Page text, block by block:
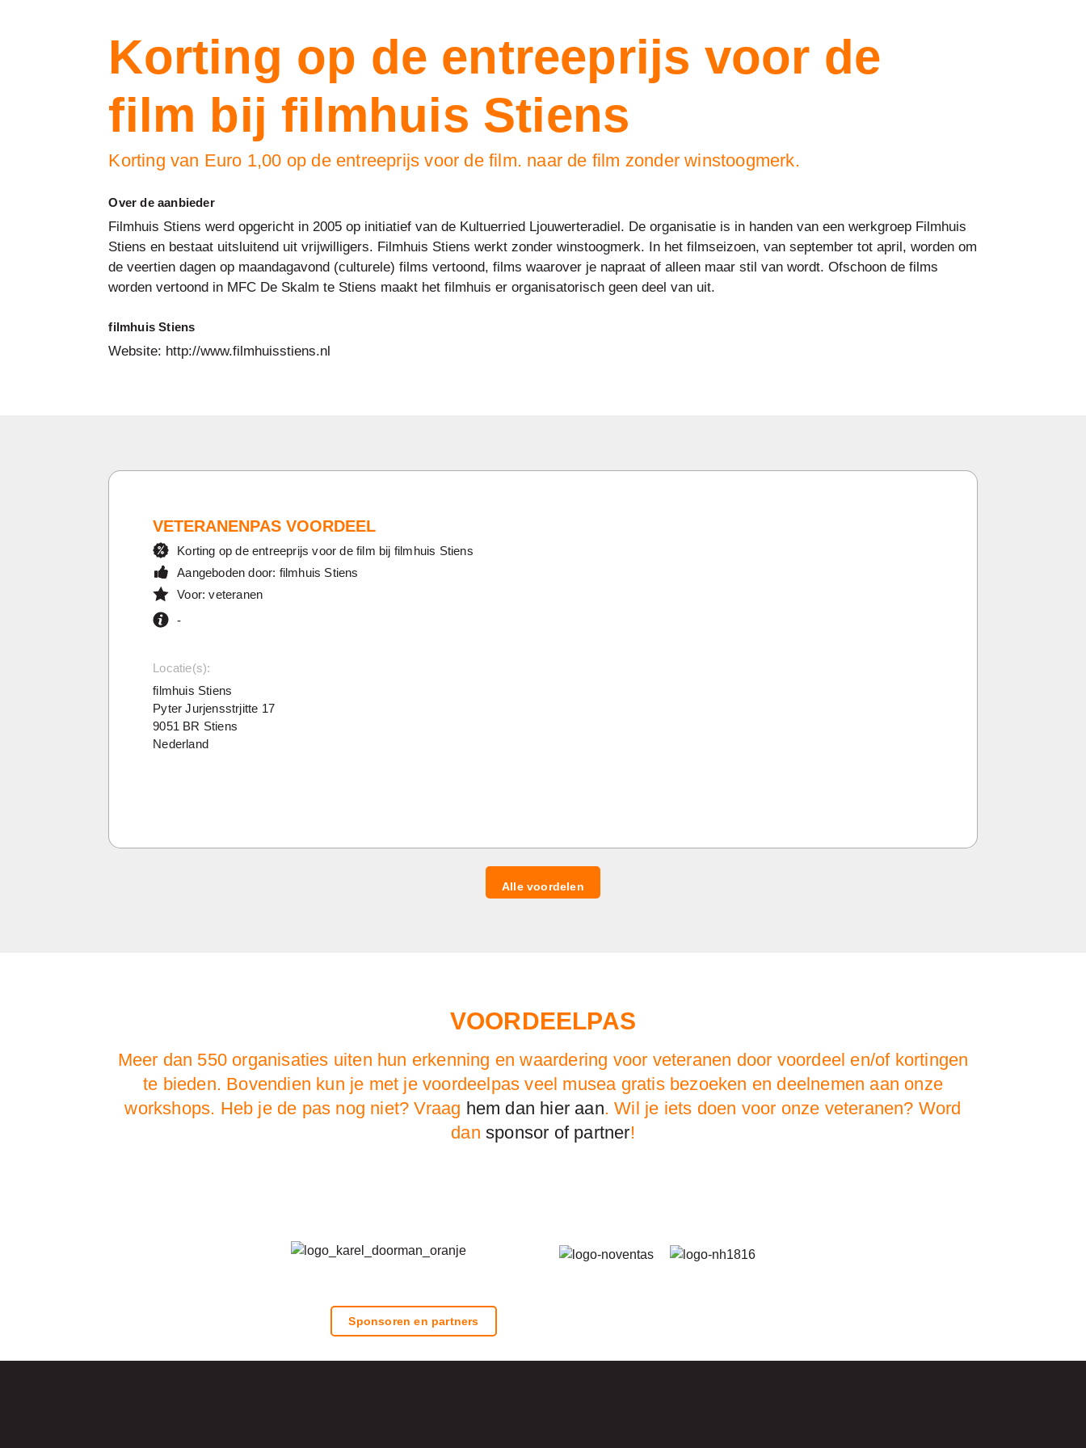
Korting op de entreeprijs voor de
film bij filmhuis Stiens
Korting van Euro 1,00 op de entreeprijs voor de film. naar de film zonder winstoogmerk.
Over de aanbieder
Filmhuis Stiens werd opgericht in 2005 op initiatief van de Kultuerried Ljouwerteradiel. De organisatie is in handen van een werkgroep Filmhuis
Stiens en bestaat uitsluitend uit vrijwilligers. Filmhuis Stiens werkt zonder winstoogmerk. In het filmseizoen, van september tot april, worden om
de veertien dagen op maandagavond (culturele) films vertoond, films waarover je napraat of alleen maar stil van wordt. Ofschoon de films
worden vertoond in MFC De Skalm te Stiens maakt het filmhuis er organisatorisch geen deel van uit.
filmhuis Stiens
Website: http://www.filmhuisstiens.nl
VETERANENPAS VOORDEEL
Korting op de entreeprijs voor de film bij filmhuis Stiens
Aangeboden door: filmhuis Stiens
Voor: veteranen
-
Locatie(s):
filmhuis Stiens
Pyter Jurjensstrjitte 17
9051 BR Stiens
Nederland
Alle voordelen
VOORDEELPAS
Meer dan 550 organisaties uiten hun erkenning en waardering voor veteranen door voordeel en/of kortingen
te bieden. Bovendien kun je met je voordeelpas veel musea gratis bezoeken en deelnemen aan onze
workshops. Heb je de pas nog niet? Vraag hem dan hier aan. Wil je iets doen voor onze veteranen? Word
dan sponsor of partner!
Sponsoren en partners